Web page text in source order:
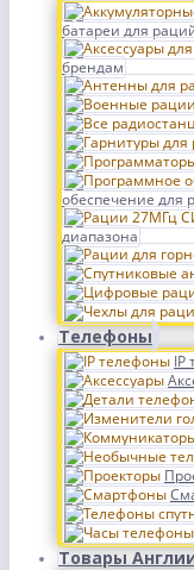
батареи для
брендам
обеспечение для
диапазона
Телефоны
IP
Товары